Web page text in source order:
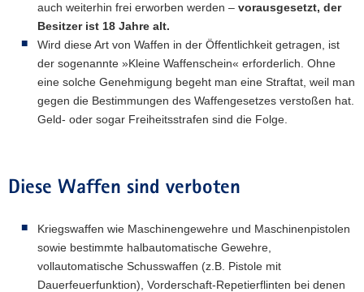
auch weiterhin frei erworben werden – vorausgesetzt, der
Besitzer ist 18 Jahre alt.
Wird diese Art von Waffen in der Öffentlichkeit getragen, ist
der sogenannte »Kleine Waffenschein« erforderlich. Ohne
eine solche Genehmigung begeht man eine Straftat, weil man
gegen die Bestimmungen des Waffengesetzes verstoßen hat.
Geld- oder sogar Freiheitsstrafen sind die Folge.
Diese Waffen sind verboten
Kriegswaffen wie Maschinengewehre und Maschinenpistolen
sowie bestimmte halbautomatische Gewehre,
vollautomatische Schusswaffen (z.B. Pistole mit
Dauerfeuerfunktion), Vorderschaft-Repetierflinten bei denen